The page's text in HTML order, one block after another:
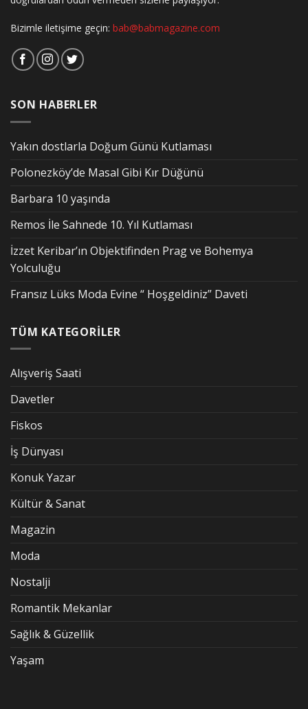
Bizimle iletişime geçin: bab@babmagazine.com
SON HABERLER
Yakın dostlarla Doğum Günü Kutlaması
Polonezköy’de Masal Gibi Kır Düğünü
Barbara 10 yaşında
Remos İle Sahnede 10. Yıl Kutlaması
İzzet Keribar’ın Objektifinden Prag ve Bohemya
Yolculuğu
Fransız Lüks Moda Evine “ Hoşgeldiniz” Daveti
TÜM KATEGORİLER
Alışveriş Saati
Davetler
Fiskos
İş Dünyası
Konuk Yazar
Kültür & Sanat
Magazin
Moda
Nostalji
Romantik Mekanlar
Sağlık & Güzellik
Yaşam